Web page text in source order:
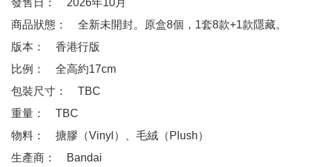
發售日：　2026年10月
商品狀態：　全新未開封。原盒8個，1套8款+1款隱藏。
版本：　香港行版
比例：　全高約17cm
包裝尺寸：　TBC
重量：　TBC
物料：　搪膠（Vinyl）、毛絨（Plush）
生產商：　Bandai